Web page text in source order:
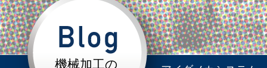
機械加工の